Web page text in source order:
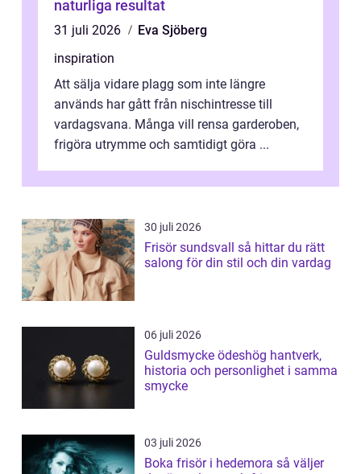
naturliga resultat
31 juli 2026
Eva Sjöberg
inspiration
Att sälja vidare plagg som inte längre
används har gått från nischintresse till
vardagsvana. Många vill rensa garderoben,
frigöra utrymme och samtidigt göra ...
30 juli 2026
Frisör sundsvall så hittar du rätt
salong för din stil och din vardag
06 juli 2026
Guldsmycke ödeshög hantverk,
historia och personlighet i samma
smycke
03 juli 2026
Boka frisör i hedemora så väljer